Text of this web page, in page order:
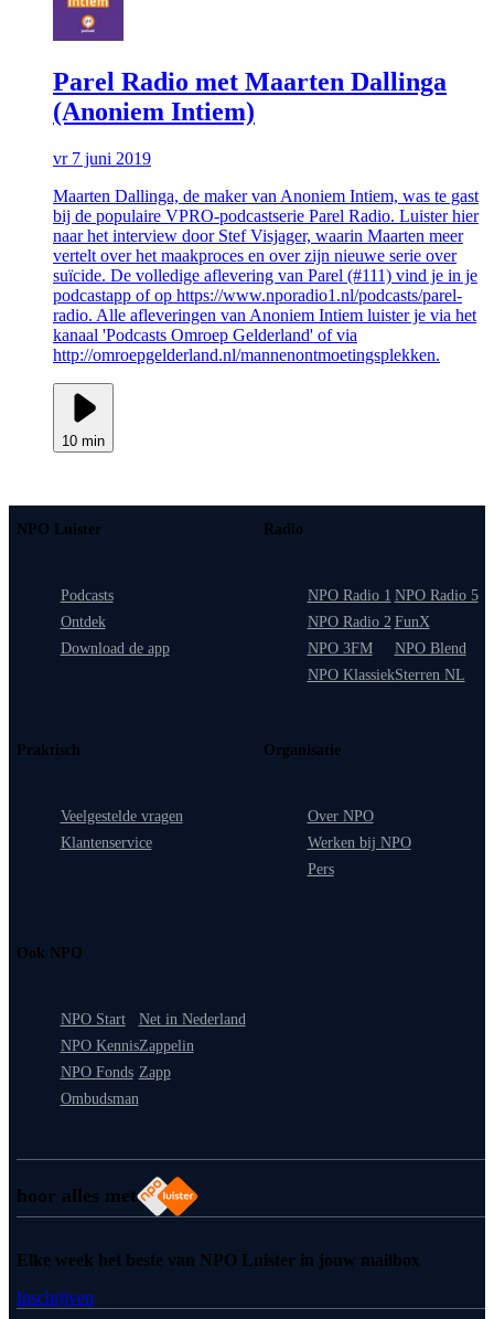
Parel Radio met Maarten Dallinga
(Anoniem Intiem)
vr 7 juni 2019
Maarten Dallinga, de maker van Anoniem Intiem, was te gast
bij de populaire VPRO-podcastserie Parel Radio. Luister hier
naar het interview door Stef Visjager, waarin Maarten meer
vertelt over het maakproces en over zijn nieuwe serie over
suïcide. De volledige aflevering van Parel (#111) vind je in je
podcastapp of op https://www.nporadio1.nl/podcasts/parel-
radio. Alle afleveringen van Anoniem Intiem luister je via het
kanaal 'Podcasts Omroep Gelderland' of via
http://omroepgelderland.nl/mannenontmoetingsplekken.
10 min
hoor alles met
NPO Luister
Podcasts
Ontdek
Download de app
Radio
NPO Radio 1
NPO Radio 2
NPO 3FM
NPO Klassiek
NPO Radio 5
FunX
NPO Blend
Sterren NL
Praktisch
Veelgestelde vragen
Klantenservice
Organisatie
Over NPO
Werken bij NPO
Pers
Ook NPO
NPO Start
NPO Kennis
NPO Fonds
Ombudsman
Net in Nederland
Zappelin
Zapp
Elke week het beste van NPO Luister in jouw mailbox
Inschrijven